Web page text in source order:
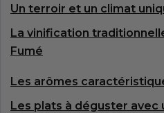
Un terroir et un climat
La vinification
Fumé
Les arômes
Les plats à déguster avec